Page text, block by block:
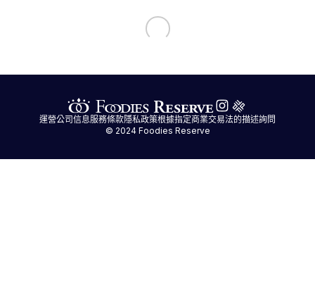
運營公司信息服務條款隱私政策根據指定商業交易法的描述詢問
© 2024 Foodies Reserve